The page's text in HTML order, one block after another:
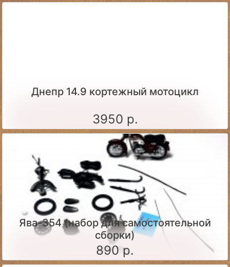
Днепр 14.9 кортежный мотоцикл
3950 р.
Ява-354 (набор для самостоятельной
сборки)
890 р.